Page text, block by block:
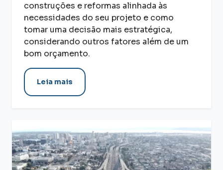
construções e reformas alinhada às
necessidades do seu projeto e como
tomar uma decisão mais estratégica,
considerando outros fatores além de um
bom orçamento.
Leia mais